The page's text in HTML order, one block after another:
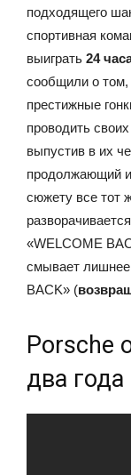
подходящего
спортивная
выиграть 24
сообщили о том,
престижные
проводить
выпустив в их
продолжающий
сюжету все тот
«WELCOME
смывает
BACK» (
Porsche
два года